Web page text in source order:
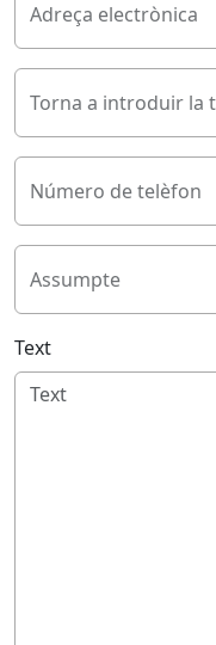
Adreça electrònica
Torna a introduir la
Número de telèfon
Assumpte
Text